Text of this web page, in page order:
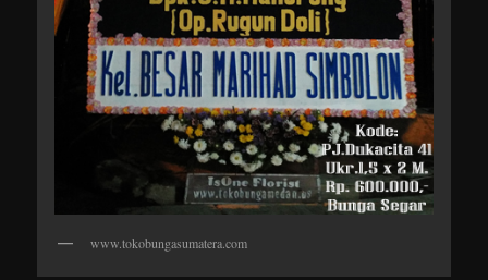
www.tokobungasumatera.com